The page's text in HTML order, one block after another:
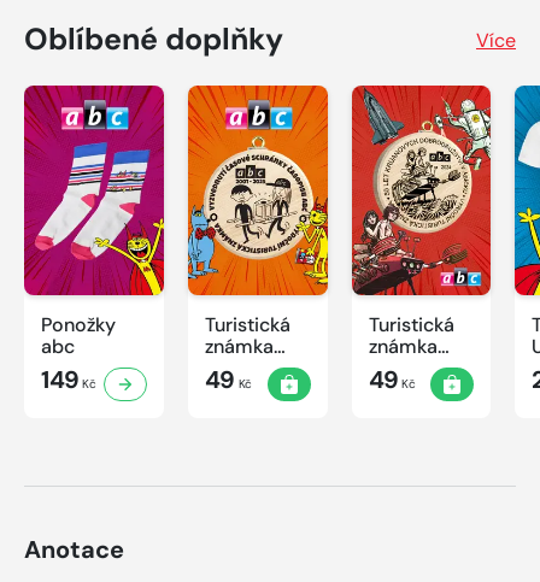
Oblíbené doplňky Více
Ponožky
abc
149 Kč
Turistická
známka
ABC -
Časová
49 Kč
Turistická
známka
ABC
49 Kč
Anotace